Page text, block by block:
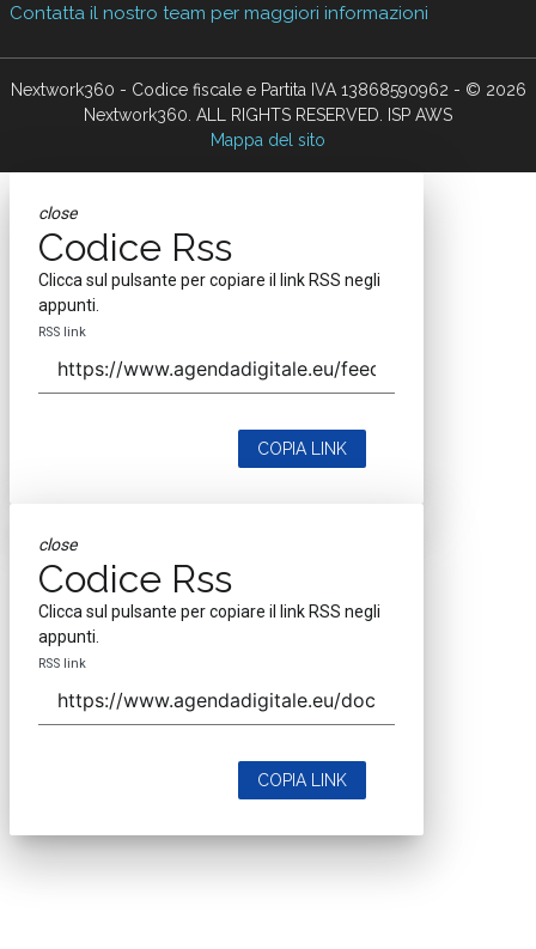
Contatta il nostro team per maggiori informazioni
Nextwork360 - Codice fiscale e Partita IVA 13868590962 - © 2026
Nextwork360. ALL RIGHTS RESERVED. ISP AWS
Mappa del sito
close
Codice Rss
Clicca sul pulsante per copiare il link RSS negli
appunti.
RSS link
COPIA LINK
close
Codice Rss
Clicca sul pulsante per copiare il link RSS negli
appunti.
RSS link
COPIA LINK